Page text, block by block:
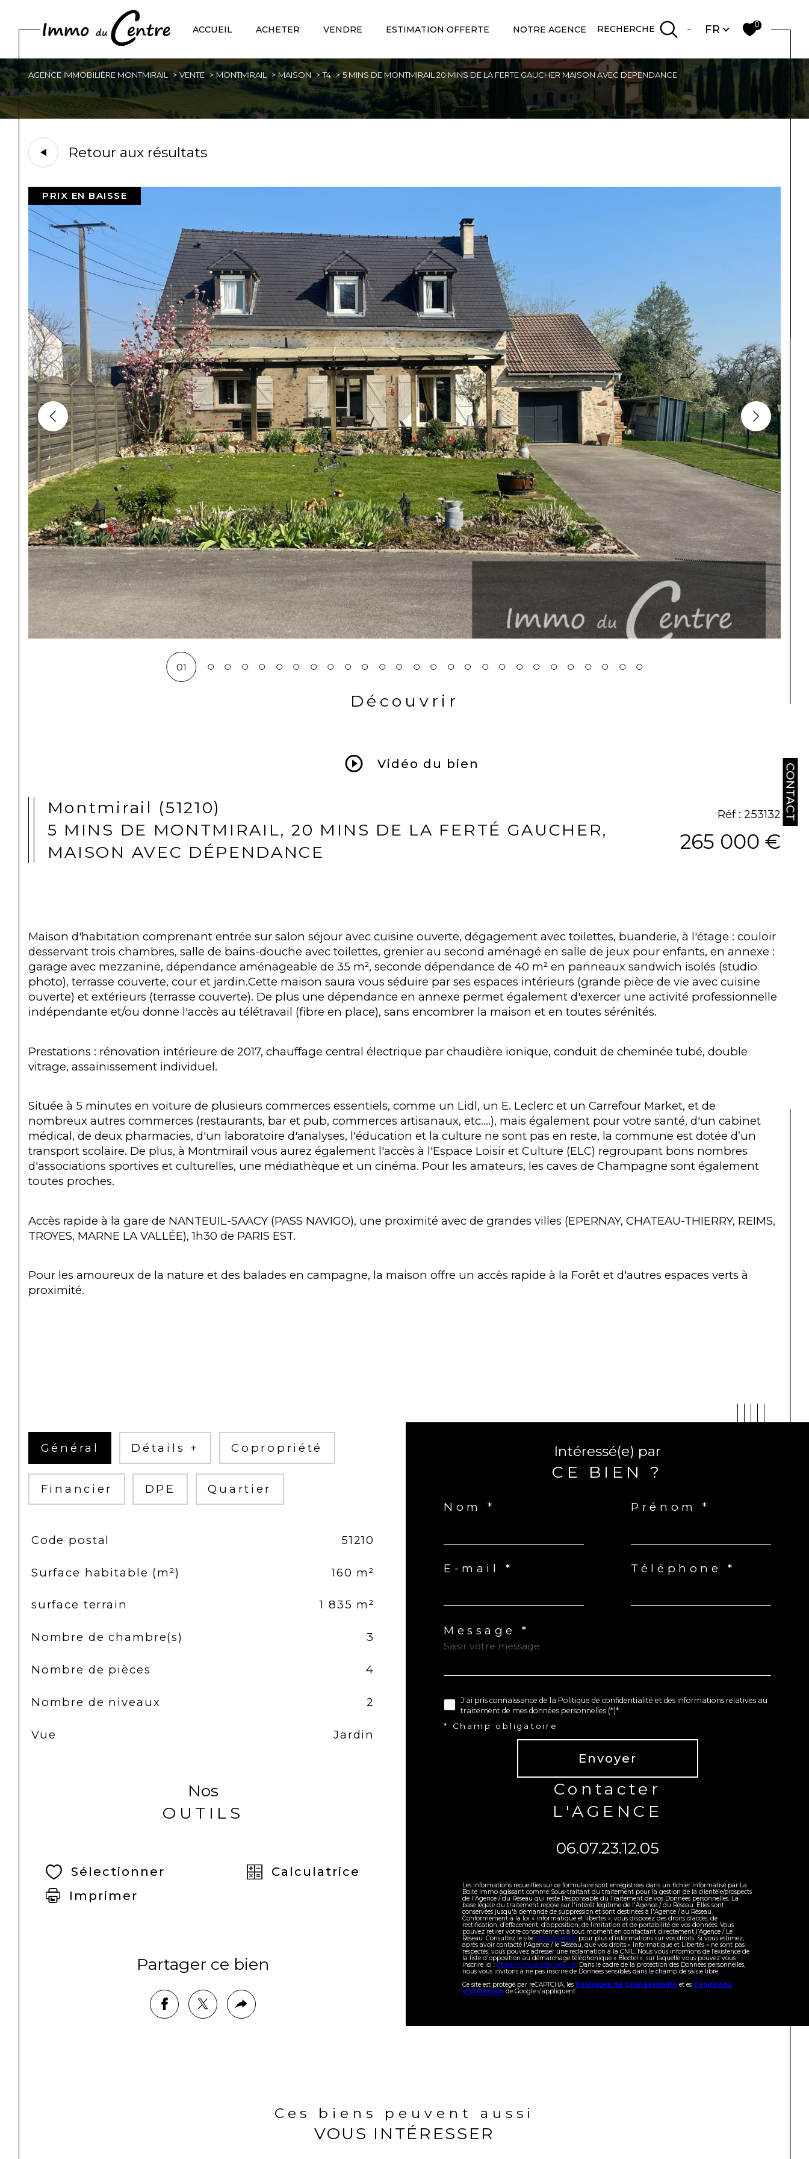
ACCUEIL ACHETER VENDRE ESTIMATION OFFERTE NOTRE AGENCE RECHERCHE Langue
FR 0
CONTACT
Acheter
de l'ancien
Estimer
Voir les3annonces
AGENCE IMMOBILIÈRE MONTMIRAIL VENTE MONTMIRAIL MAISON T4 5 MINS DE MONTMIRAIL 20 MINS DE LA FERTE GAUCHER MAISON AVEC DEPENDANCE
Retour aux résultats
PRIX EN BAISSE
01
Découvrir
Vidéo du bien
Montmirail (51210)
5 MINS DE MONTMIRAIL, 20 MINS DE LA FERTÉ GAUCHER,
MAISON AVEC DÉPENDANCE
Réf : 253132
265 000 €
Maison d'habitation comprenant entrée sur salon séjour avec cuisine ouverte, dégagement avec toilettes, buanderie, à l'étage : couloir
desservant trois chambres, salle de bains-douche avec toilettes, grenier au second aménagé en salle de jeux pour enfants, en annexe :
garage avec mezzanine, dépendance aménageable de 35 m², seconde dépendance de 40 m² en panneaux sandwich isolés (studio
photo), terrasse couverte, cour et jardin.Cette maison saura vous séduire par ses espaces intérieurs (grande pièce de vie avec cuisine
ouverte) et extérieurs (terrasse couverte). De plus une dépendance en annexe permet également d'exercer une activité professionnelle
indépendante et/ou donne l'accès au télétravail (fibre en place), sans encombrer la maison et en toutes sérénités.
Prestations : rénovation intérieure de 2017, chauffage central électrique par chaudière ionique, conduit de cheminée tubé, double
vitrage, assainissement individuel.
Située à 5 minutes en voiture de plusieurs commerces essentiels, comme un Lidl, un E. Leclerc et un Carrefour Market, et de
nombreux autres commerces (restaurants, bar et pub, commerces artisanaux, etc.…), mais également pour votre santé, d'un cabinet
médical, de deux pharmacies, d'un laboratoire d'analyses, l'éducation et la culture ne sont pas en reste, la commune est dotée d’un
transport scolaire. De plus, à Montmirail vous aurez également l'accès à l'Espace Loisir et Culture (ELC) regroupant bons nombres
d'associations sportives et culturelles, une médiathèque et un cinéma. Pour les amateurs, les caves de Champagne sont également
toutes proches.
Accès rapide à la gare de NANTEUIL-SAACY (PASS NAVIGO), une proximité avec de grandes villes (EPERNAY, CHATEAU-THIERRY, REIMS,
TROYES, MARNE LA VALLÉE), 1h30 de PARIS EST.
Pour les amoureux de la nature et des balades en campagne, la maison offre un accès rapide à la Forêt et d'autres espaces verts à
proximité.
Général Détails + Copropriété
Financier DPE Quartier
TRAD_SIROCCO_Caracteristique
Code postal 51210
Surface habitable (m²) 160 m²
surface terrain 1 835 m²
Nombre de chambre(s) 3
Nombre de pièces 4
Nombre de niveaux 2
Vue Jardin
Nos
OUTILS
Sélectionner
Calculatrice
Imprimer
Partager ce bien
Intéressé(e) par
CE BIEN ?
Nom * Prénom *
E-mail * Téléphone *
Message *
J'ai pris connaissance de la Politique de confidentialité et des informations relatives au
traitement de mes données personnelles (*)*
* Champ obligatoire
Envoyer
contacter
L'AGENCE
06.07.23.12.05
Les informations recueillies sur ce formulaire sont enregistrées dans un fichier informatisé par La
Boite Immo agissant comme Sous-traitant du traitement pour la gestion de la clientèle/prospects
de l'Agence / du Réseau qui reste Responsable du Traitement de vos Données personnelles. La
base légale du traitement repose sur l'intérêt légitime de l'Agence / du Réseau. Elles sont
conservées jusqu'à demande de suppression et sont destinées à l'Agence / au Réseau.
Conformément à la loi « informatique et libertés », vous disposez des droits d’accès, de
rectification, d’effacement, d’opposition, de limitation et de portabilité de vos données. Vous
pouvez retirer votre consentement à tout moment en contactant directement l’Agence / Le
Réseau. Consultez le site https://cnil.fr/frpour plus d’informations sur vos droits. Si vous estimez,
après avoir contacté l'Agence / le Réseau, que vos droits « Informatique et Libertés » ne sont pas
respectés, vous pouvez adresser une réclamation à la CNIL. Nous vous informons de l’existence de
la liste d'opposition au démarchage téléphonique « Bloctel », sur laquelle vous pouvez vous
inscrire ici : https://www.bloctel.gouv.fr. Dans le cadre de la protection des Données personnelles,
nous vous invitons à ne pas inscrire de Données sensibles dans le champ de saisie libre.
Ce site est protégé par reCAPTCHA, les Politiques de Confidentialité et es Conditions
d'utilisationde Google s'appliquent.
Ces biens peuvent aussi
VOUS INTÉRESSER